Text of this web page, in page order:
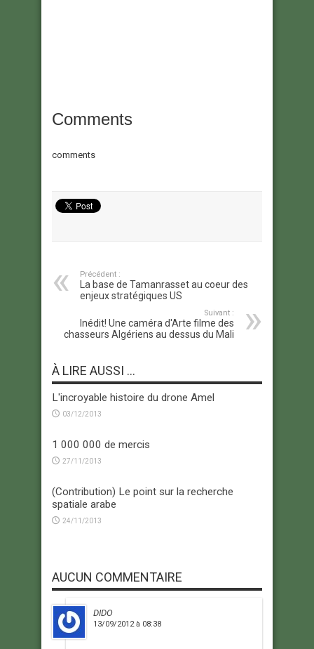
Comments
comments
Précédent :
La base de Tamanrasset au coeur des
enjeux stratégiques US
Suivant :
Inédit! Une caméra d'Arte filme des
chasseurs Algériens au dessus du Mali
À LIRE AUSSI ...
L'incroyable histoire du drone Amel
03/12/2013
1 000 000 de mercis
27/11/2013
(Contribution) Le point sur la recherche
spatiale arabe
24/11/2013
AUCUN COMMENTAIRE
DIDO
13/09/2012 à 08:38